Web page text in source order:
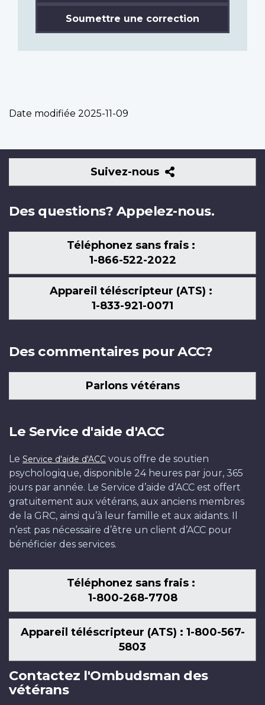
Soumettre une correction
Date modifiée 2025-11-09
Suivez-nous
Suivez-
nous
Des questions? Appelez-nous.
Téléphonez sans frais :
1-866-522-2022
Appareil téléscripteur (ATS) :
1-833-921-0071
Des commentaires pour ACC?
Parlons vétérans
Le Service d'aide d'ACC
Le Service d'aide d'ACC vous offre de soutien
psychologique, disponible 24 heures par jour, 365
jours par année. Le Service d’aide d’ACC est offert
gratuitement aux vétérans, aux anciens membres
de la GRC, ainsi qu’à leur famille et aux aidants. Il
n’est pas nécessaire d’être un client d’ACC pour
bénéficier des services.
Téléphonez sans frais :
1-800-268-7708
Appareil téléscripteur (ATS) : 1-800-567-
5803
Contactez l'Ombudsman des
vétérans